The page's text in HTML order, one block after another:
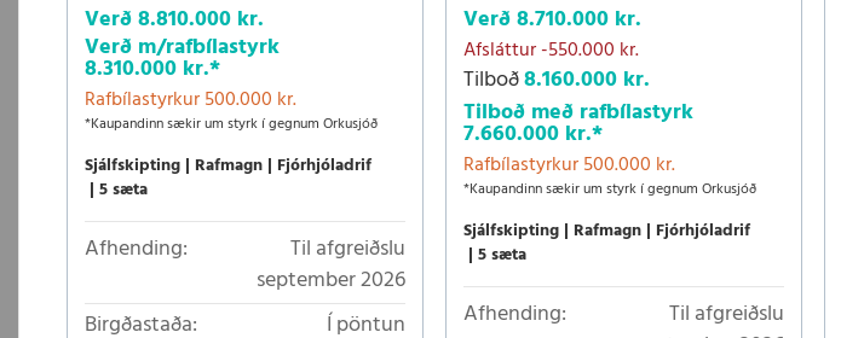
Verð8.810.000 kr.
Verð m/rafbílastyrk
8.310.000 kr.*
Rafbílastyrkur 500.000 kr.
*Kaupandinn sækir um styrk í gegnum Orkusjóð
Sjálfskipting Rafmagn Fjórhjóladrif
5 sæta
Afhending:
Til afgreiðslu
september 2026
Birgðastaða:
Í pöntun
Verð8.710.000 kr.
Afsláttur-550.000 kr.
Tilboð8.160.000 kr.
Tilboð með rafbílastyrk
7.660.000 kr.*
Rafbílastyrkur 500.000 kr.
*Kaupandinn sækir um styrk í gegnum Orkusjóð
Sjálfskipting Rafmagn Fjórhjóladrif
5 sæta
Afhending:
Til afgreiðslu